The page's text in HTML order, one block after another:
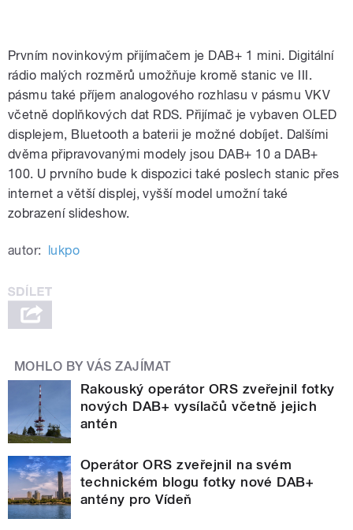
Prvním novinkovým přijímačem je DAB+ 1 mini. Digitální
rádio malých rozměrů umožňuje kromě stanic ve III.
pásmu také příjem analogového rozhlasu v pásmu VKV
včetně doplňkových dat RDS. Přijímač je vybaven OLED
displejem, Bluetooth a baterii je možné dobíjet. Dalšími
dvěma připravovanými modely jsou DAB+ 10 a DAB+
100. U prvního bude k dispozici také poslech stanic přes
internet a větší displej, vyšší model umožní také
zobrazení slideshow.
autor: lukpo
MOHLO BY VÁS ZAJÍMAT
Rakouský operátor ORS zveřejnil fotky
nových DAB+ vysílačů včetně jejich
antén
Operátor ORS zveřejnil na svém
technickém blogu fotky nové DAB+
antény pro Vídeň